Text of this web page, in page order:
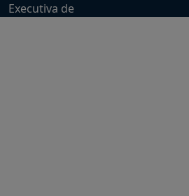
Executiva de